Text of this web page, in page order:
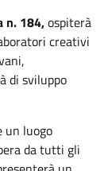
n. 184,ospiterà
creativi
di sviluppo
un luogo
da tutti gli